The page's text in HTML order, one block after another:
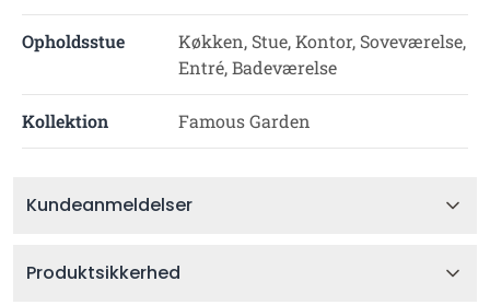
Opholdsstue
Køkken, Stue, Kontor, Soveværelse,
Entré, Badeværelse
Kollektion Famous Garden
Kundeanmeldelser
Produktsikkerhed